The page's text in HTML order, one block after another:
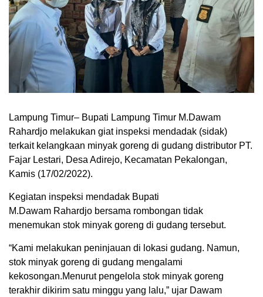
Lampung Timur– Bupati Lampung Timur M.Dawam
Rahardjo melakukan giat inspeksi mendadak (sidak)
terkait kelangkaan minyak goreng di gudang distributor PT.
Fajar Lestari, Desa Adirejo, Kecamatan Pekalongan,
Kamis (17/02/2022).
Kegiatan inspeksi mendadak Bupati
M.Dawam Rahardjo bersama rombongan tidak
menemukan stok minyak goreng di gudang tersebut.
“Kami melakukan peninjauan di lokasi gudang. Namun,
stok minyak goreng di gudang mengalami
kekosongan.Menurut pengelola stok minyak goreng
terakhir dikirim satu minggu yang lalu,” ujar Dawam